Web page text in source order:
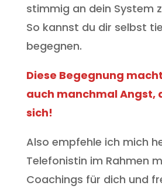
stimmig an dein System
So kannst du dir selbst
begegnen.
Diese Begegnung
auch manchmal Angst,
sich!
Also empfehle ich mich
Telefonistin im Rahmen
Coachings für dich und